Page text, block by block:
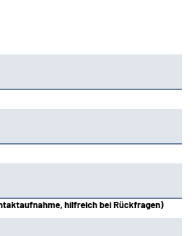
hilfreich bei Rückfragen)